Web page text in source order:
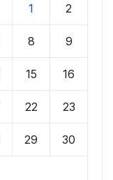
1 2
8 9
15 16
22 23
29 30